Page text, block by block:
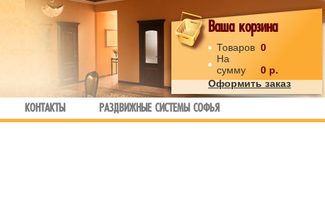
Ваша корзина
Товаров 0
На
сумму
0 р.
Оформить заказ
КОНТАКТЫ РАЗДВИЖНЫЕ СИСТЕМЫ СОФЬЯ